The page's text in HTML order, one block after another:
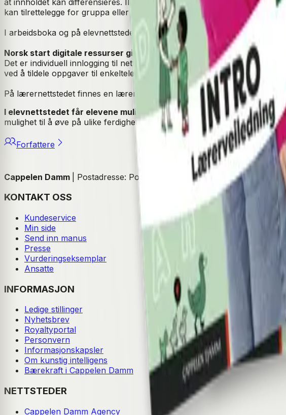
kan tilrettelegge for gruppa eller den enkelte elev.
I arbeidsboka og på elevnettstedet kan elevene jobbe videre med
Norsk start digitale ressurser gir gode pedagogiske muligheter
Det er individuell innlogging til nettstedet, gjerne med Feide, og elever
ved å tildele oppgaver til enkeltelever og grupper ut fra behov.
På lærernettstedet finnes en lærerveiledning som gir pedagogiske tips
I elevnettstedet får elevene muligheter til å jobbe med varierte
mulighet til å øve på ulike ferdigheter. Mange av oppgavene er
Forfattere
Cappelen Damm | Postadresse: Postboks 1900 Sentrum, 0055 Oslo |
KONTAKT OSS
Kundeservice
Min side
Send inn manus
Presse
Vurderingseksemplar
Ansatte
INFORMASJON
Ledige stillinger
Nyhetsbrev
Royaltyportal
Personvern
Informasjonskapsler
Om kunstig intelligens
Bærekraft i Cappelen Damm
NETTSTEDER
Cappelen Damm Agency